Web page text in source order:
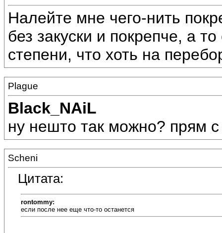
Налейте мне чего-нить
без закуски и покрепче, а
степени, что хоть на
Plague
Black_NAiL
ну нешто так можно? прям
Scheni
Цитата:
rontommy:
если после нее еще что-то останется